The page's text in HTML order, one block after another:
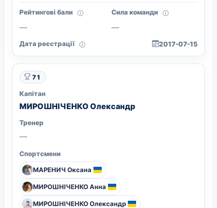
Рейтингові бали
—
Сила команди
—
Дата реєстрації 2017-07-15
71
Капітан
МИРОШНІЧЕНКО Олександр
Тренер
—
Спортсмени
МАРЕНИЧ Оксана
МИРОШНІЧЕНКО Анна
МИРОШНІЧЕНКО Олександр